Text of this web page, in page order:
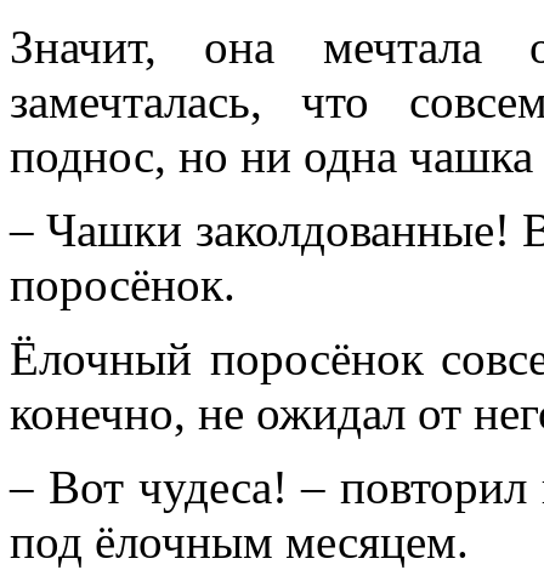
Значит, она
замечталась, что
поднос, но ни одна
– Чашки заколдованные!
поросёнок.
Ёлочный поросёнок
конечно, не ожидал от
– Вот чудеса! – повторил
под ёлочным месяцем.